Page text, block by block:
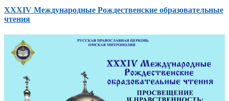
XXXIV Международные Рождественские образовательные
чтения